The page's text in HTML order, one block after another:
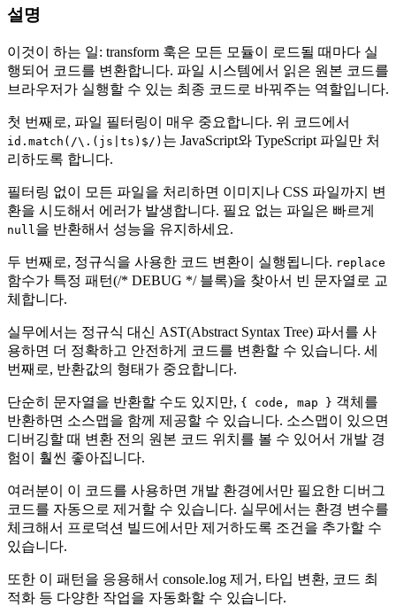
설명
이것이 하는 일: transform 훅은 모든 모듈이 로드될 때마다 실
행되어 코드를 변환합니다. 파일 시스템에서 읽은 원본 코드를
브라우저가 실행할 수 있는 최종 코드로 바꿔주는 역할입니다.
첫 번째로, 파일 필터링이 매우 중요합니다. 위 코드에서
id.match(/\.(js|ts)$/) 는 JavaScript와 TypeScript 파일만 처
리하도록 합니다.
필터링 없이 모든 파일을 처리하면 이미지나 CSS 파일까지 변
환을 시도해서 에러가 발생합니다. 필요 없는 파일은 빠르게
null 을 반환해서 성능을 유지하세요.
두 번째로, 정규식을 사용한 코드 변환이 실행됩니다. replace
함수가 특정 패턴(/* DEBUG */ 블록)을 찾아서 빈 문자열로 교
체합니다.
실무에서는 정규식 대신 AST(Abstract Syntax Tree) 파서를 사
용하면 더 정확하고 안전하게 코드를 변환할 수 있습니다. 세
번째로, 반환값의 형태가 중요합니다.
단순히 문자열을 반환할 수도 있지만, { code, map } 객체를
반환하면 소스맵을 함께 제공할 수 있습니다. 소스맵이 있으면
디버깅할 때 변환 전의 원본 코드 위치를 볼 수 있어서 개발 경
험이 훨씬 좋아집니다.
여러분이 이 코드를 사용하면 개발 환경에서만 필요한 디버그
코드를 자동으로 제거할 수 있습니다. 실무에서는 환경 변수를
체크해서 프로덕션 빌드에서만 제거하도록 조건을 추가할 수
있습니다.
또한 이 패턴을 응용해서 console.log 제거, 타입 변환, 코드 최
적화 등 다양한 작업을 자동화할 수 있습니다.